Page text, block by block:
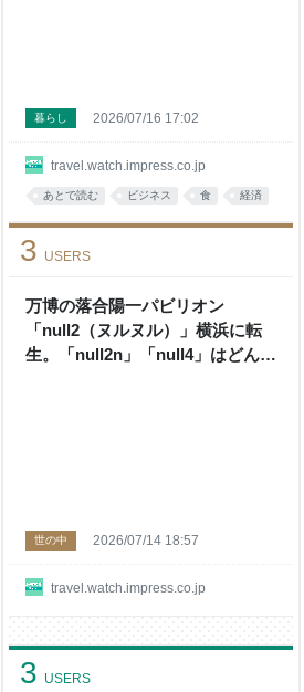
travel.watch.impress.co.jp
暮らし 2026/07/16 17:02
あとで読む ビジネス 食 経済
万博の落合陽一パビリオン
「null2（ヌルヌル）」横浜に転
生。「null2n」「null4」はどんな
3 USERS
travel.watch.impress.co.jp
世の中 2026/07/14 18:57
3 USERS